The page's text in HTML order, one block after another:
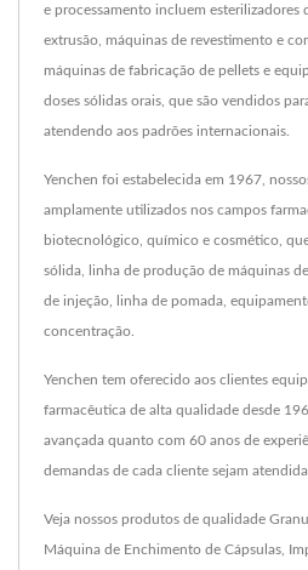
e processamento incluem esterilizadores
extrusão, máquinas de revestimento e
máquinas de fabricação de pellets e
doses sólidas orais, que são vendidos
atendendo aos padrões internacionais.
Yenchen foi estabelecida em 1967,
amplamente utilizados nos campos
biotecnológico, químico e cosmético,
sólida, linha de produção de máquinas
de injeção, linha de pomada,
concentração.
Yenchen tem oferecido aos clientes
farmacêutica de alta qualidade desde
avançada quanto com 60 anos de
demandas de cada cliente sejam
Veja nossos produtos de qualidade
Máquina de Enchimento de Cápsulas